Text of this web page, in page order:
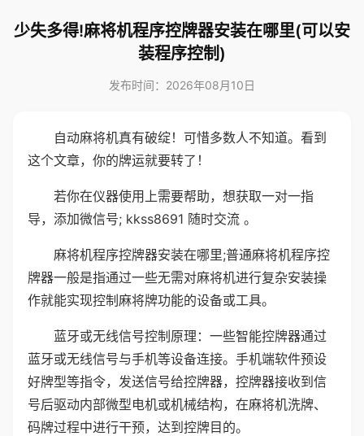
少失多得!麻将机程序控牌器安装在哪里(可以安
装程序控制)
发布时间：2026年08月10日
自动麻将机真有破绽！可惜多数人不知道。看到
这个文章，你的牌运就要转了！
若你在仪器使用上需要帮助，想获取一对一指
导，添加微信号; kkss8691 随时交流 。
麻将机程序控牌器安装在哪里;普通麻将机程序控
牌器一般是指通过一些无需对麻将机进行复杂安装操
作就能实现控制麻将牌功能的设备或工具。
蓝牙或无线信号控制原理：一些智能控牌器通过
蓝牙或无线信号与手机等设备连接。手机端软件预设
好牌型等指令，发送信号给控牌器，控牌器接收到信
号后驱动内部微型电机或机械结构，在麻将机洗牌、
码牌过程中进行干预，达到控牌目的。